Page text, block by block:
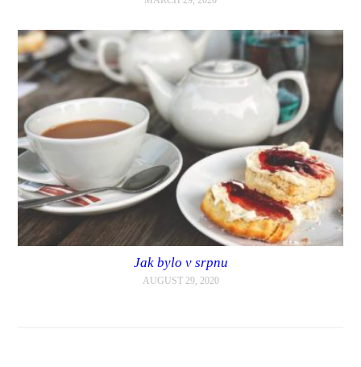
Jak bylo v srpnu
AUGUST 29, 2020